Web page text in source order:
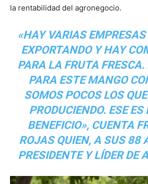
la rentabilidad del agronegocio.
«HAY VARIAS
EXPORTANDO Y HAY
PARA LA FRUTA FRESCA.
PARA ESTE MANGO
SOMOS POCOS LOS
PRODUCIENDO. ESE ES
BENEFICIO», CUENTA
ROJAS QUIEN, A SUS 88
PRESIDENTE Y LÍDER DE